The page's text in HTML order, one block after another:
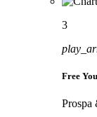
3
Free
Prospa